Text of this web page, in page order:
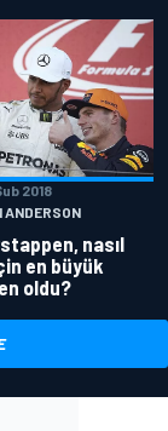
2018
ANDERSON
nasıl
en büyük
oldu?